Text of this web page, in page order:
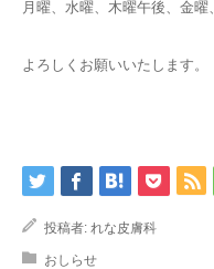
月曜、水曜、木曜午後、金曜
よろしくお願いいたします。
投稿者: れな皮膚科
おしらせ